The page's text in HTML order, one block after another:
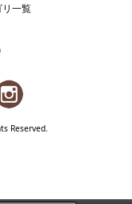
一覧
Reserved.